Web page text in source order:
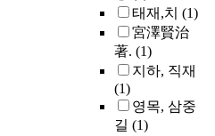
태재,치 (1)
宮澤賢治
著. (1)
지하, 직재
(1)
영목, 삼중
길 (1)